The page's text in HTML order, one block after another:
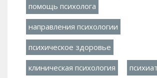
помощь психолога
направления психологии
психическое здоровье
клиническая психология